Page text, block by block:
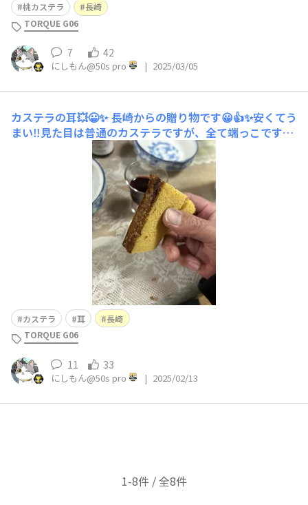
桃カステラ
長崎
TORQUE G06
7 42
にしもん@50s pro | 2025/03/05
カステラの耳💥😀✨長崎からの贈り物です😀👍✨安くてう
まい‼️見た目は普通のカステラですが、全て端っこです‼️
砂糖の塊が多い✨表には売ってない裏メニューのはずです
😀💦 形はまばらですが、普通以上に美味い‼️
カステラ 耳
長崎
TORQUE G06
11 33
にしもん@50s pro | 2025/02/13
1-8件 / 全8件